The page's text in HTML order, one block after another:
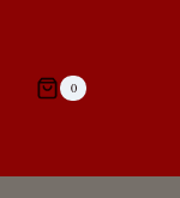
springen0